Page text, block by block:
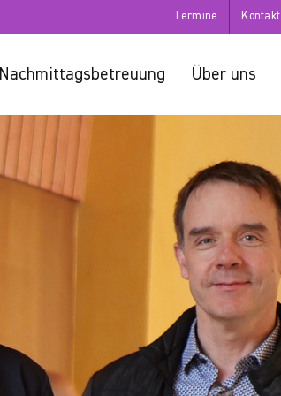
Termine Kontakt
Nachmittagsbetreuung Über uns